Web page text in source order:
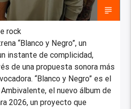
rock
“Blanco y Negro”, un
instante de complicidad,
de una propuesta sonora más
“Blanco y Negro” es el
el nuevo álbum de
2026, un proyecto que